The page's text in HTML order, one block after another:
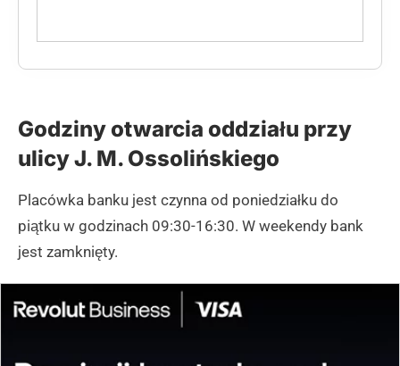
Godziny otwarcia oddziału przy
ulicy J. M. Ossolińskiego
Placówka banku jest czynna od poniedziałku do
piątku w godzinach 09:30-16:30. W weekendy bank
jest zamknięty.